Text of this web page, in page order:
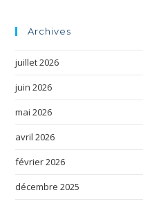
Archives
juillet 2026
juin 2026
mai 2026
avril 2026
février 2026
décembre 2025